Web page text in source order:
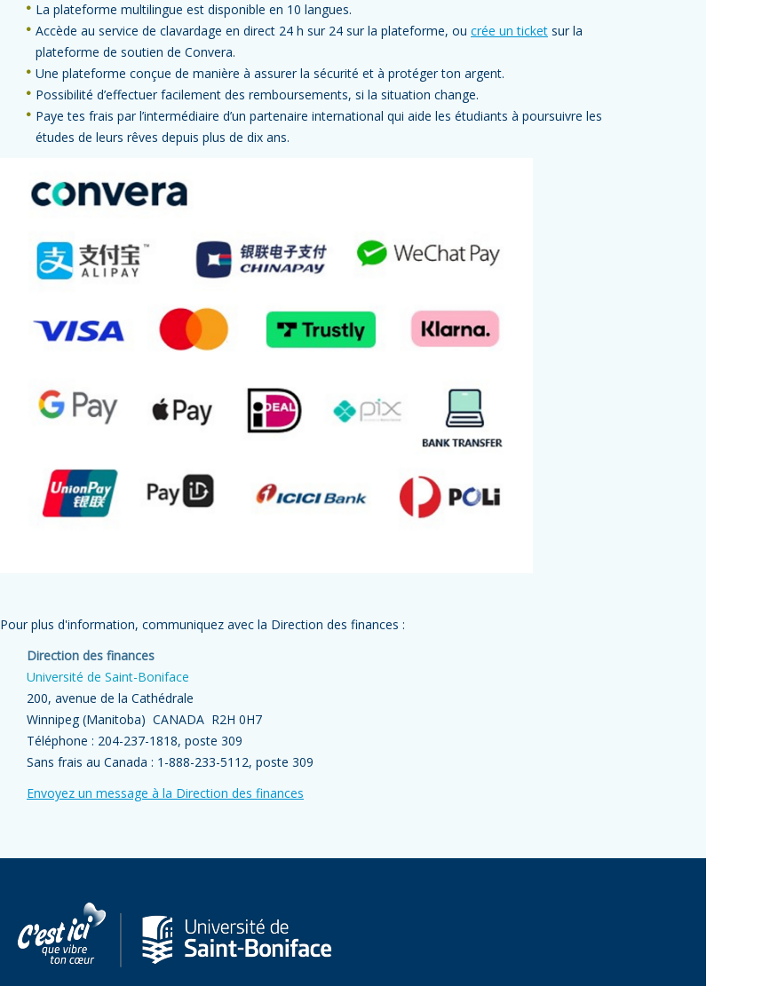
La plateforme multilingue est disponible en 10 langues.
Accède au service de clavardage en direct 24 h sur 24 sur la plateforme, ou crée un ticket sur la
plateforme de soutien de Convera.
Une plateforme conçue de manière à assurer la sécurité et à protéger ton argent.
Possibilité d’effectuer facilement des remboursements, si la situation change.
Paye tes frais par l’intermédiaire d’un partenaire international qui aide les étudiants à poursuivre les
études de leurs rêves depuis plus de dix ans.
Pour plus d'information, communiquez avec la Direction des finances :
Direction des finances
Université de Saint-Boniface
200, avenue de la Cathédrale
Winnipeg (Manitoba) CANADA R2H 0H7
Téléphone : 204-237-1818, poste 309
Sans frais au Canada : 1-888-233-5112, poste 309
Envoyez un message à la Direction des finances